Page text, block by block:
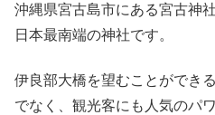
沖縄県宮古島市にある宮古神
日本最南端の神社です。
伊良部大橋を望むことができ
でなく、観光客にも人気のパ